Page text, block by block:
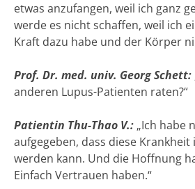
etwas anzufangen, weil ich ganz
werde es nicht schaffen, weil ich
Kraft dazu habe und der Körper
Prof. Dr. med. univ. Georg Schett:
anderen Lupus-Patienten raten?“
Patientin Thu-Thao V.: „Ich habe
aufgegeben, dass diese
werden kann. Und die Hoffnung
Einfach Vertrauen haben.“